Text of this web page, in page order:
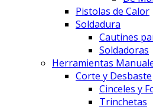
Pistolas de Calor
Soldadura
Cautines
Soldadoras
Herramientas
Corte y Desbaste
Cinceles y
Trinchetas